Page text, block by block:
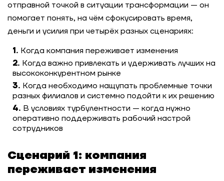
отправной точкой в ситуации трансформации — он
помогает понять, на чём сфокусировать время,
деньги и усилия при четырёх разных сценариях:
Когда компания переживает изменения
Когда важно привлекать и удерживать лучших на
высококонкурентном рынке
Когда необходимо нащупать проблемные точки
разных филиалов и системно подойти к их решению
В условиях турбулентности — когда нужно
оперативно поддерживать рабочий настрой
сотрудников
Сценарий 1: компания
переживает изменения